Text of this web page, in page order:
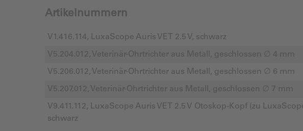
Artikelnummern
V1.416.114, LuxaScope Auris VET 2.5 V, schwarz
V5.204.012, Veterinär-Ohrtrichter aus Metall, geschlossen ∅ 4 mm
V5.206.012, Veterinär-Ohrtrichter aus Metall, geschlossen ∅ 6 mm
V5.207.012, Veterinär-Ohrtrichter aus Metall, geschlossen ∅ 7 mm
V9.411.112, LuxaScope Auris VET 2.5 V Otoskop-Kopf (zu
schwarz